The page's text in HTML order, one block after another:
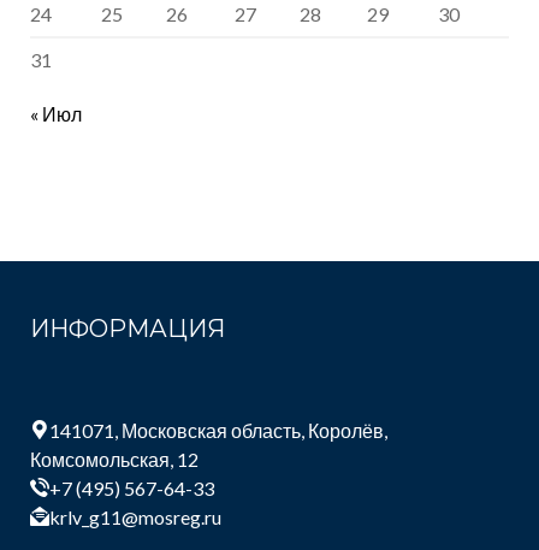
24
25 26 27 28 29
30
31
« Июл
ИНФОРМАЦИЯ
141071, Московская область, Королёв,
Комсомольская, 12
+7 (495) 567-64-33
krlv_g11@mosreg.ru